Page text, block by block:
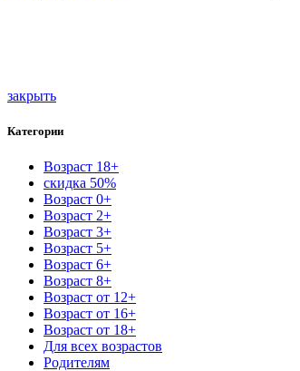
закрыть
Категории
Возраст 18+
скидка 50%
Возраст 0+
Возраст 2+
Возраст 3+
Возраст 5+
Возраст 6+
Возраст 8+
Возраст от 12+
Возраст от 16+
Возраст от 18+
Для всех возрастов
Родителям